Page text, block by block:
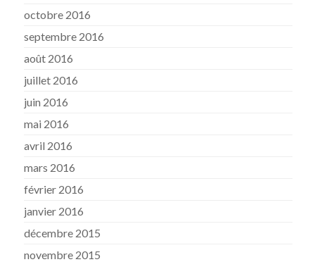
octobre 2016
septembre 2016
août 2016
juillet 2016
juin 2016
mai 2016
avril 2016
mars 2016
février 2016
janvier 2016
décembre 2015
novembre 2015